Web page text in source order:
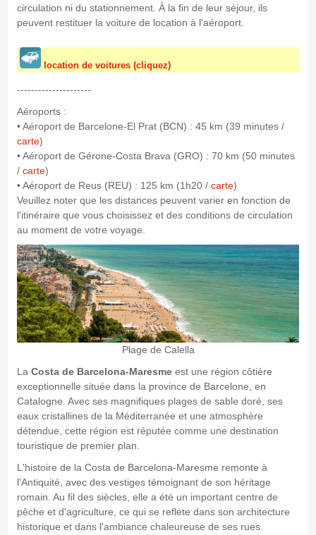
circulation ni du stationnement. À la fin de leur séjour, ils
peuvent restituer la voiture de location à l'aéroport.
location de voitures (cliquez)
---------------------
Aéroports :
• Aéroport de Barcelone-El Prat (BCN) : 45 km (39 minutes /
carte)
• Aéroport de Gérone-Costa Brava (GRO) : 70 km (50 minutes
/ carte)
• Aéroport de Reus (REU) : 125 km (1h20 / carte)
Veuillez noter que les distances peuvent varier en fonction de
l'itinéraire que vous choisissez et des conditions de circulation
au moment de votre voyage.
Plage de Calella
La Costa de Barcelona-Maresmeest une région côtière
exceptionnelle située dans la province de Barcelone, en
Catalogne. Avec ses magnifiques plages de sable doré, ses
eaux cristallines de la Méditerranée et une atmosphère
détendue, cette région est réputée comme une destination
touristique de premier plan.
L'histoire de la Costa de Barcelona-Maresme remonte à
l'Antiquité, avec des vestiges témoignant de son héritage
romain. Au fil des siècles, elle a été un important centre de
pêche et d'agriculture, ce qui se reflète dans son architecture
historique et dans l'ambiance chaleureuse de ses rues.